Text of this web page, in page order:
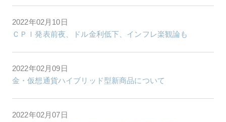
2022年02月10日
ＣＰＩ発表前夜、ドル金利低下、インフレ楽観論も
2022年02月09日
金・仮想通貨ハイブリッド型新商品について
2022年02月07日